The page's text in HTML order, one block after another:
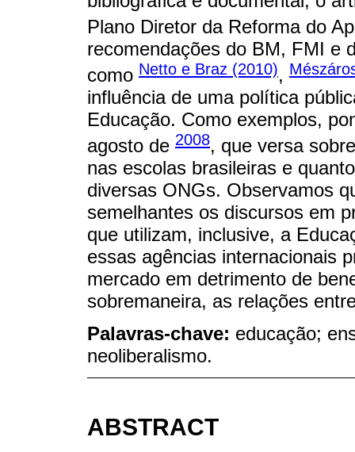
Plano Diretor da Reforma do
recomendações do BM, FMI e
como Netto e Braz (2010),
influência de uma política
Educação. Como exemplos,
agosto de 2008, que versa
nas escolas brasileiras e
diversas ONGs. Observamos
semelhantes os discursos em
que utilizam, inclusive, a
essas agências internacionais
mercado em detrimento de
sobremaneira, as relações
Palavras-chave: educação;
neoliberalismo.
ABSTRACT